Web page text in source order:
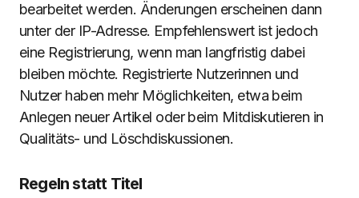
bearbeitet werden. Änderungen erscheinen dann
unter der IP-Adresse. Empfehlenswert ist jedoch
eine Registrierung, wenn man langfristig dabei
bleiben möchte. Registrierte Nutzerinnen und
Nutzer haben mehr Möglichkeiten, etwa beim
Anlegen neuer Artikel oder beim Mitdiskutieren in
Qualitäts- und Löschdiskussionen.
Regeln statt Titel